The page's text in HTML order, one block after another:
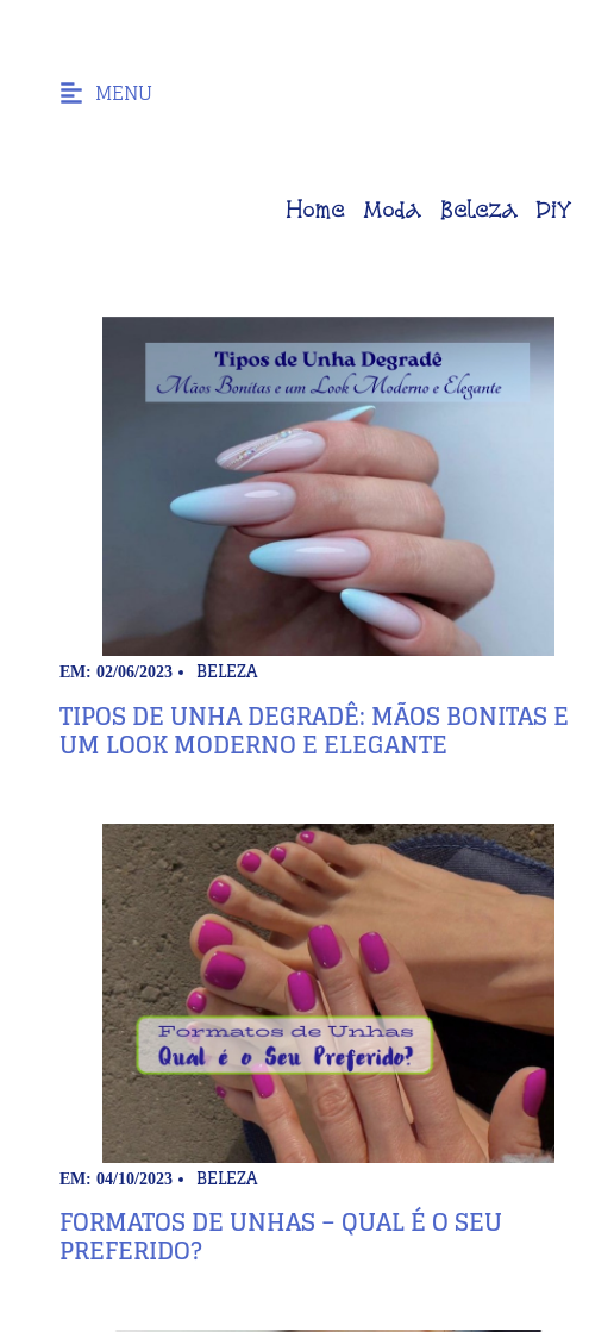
MENU
Home Moda Beleza DiY
EM: 02/06/2023 BELEZA
TIPOS DE UNHA DEGRADÊ: MÃOS BONITAS E
UM LOOK MODERNO E ELEGANTE
EM: 04/10/2023 BELEZA
FORMATOS DE UNHAS – QUAL É O SEU
PREFERIDO?